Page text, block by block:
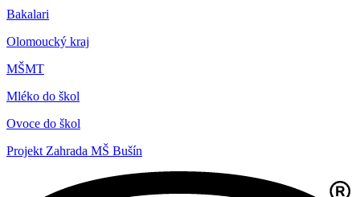
Bakalari
Olomoucký kraj
MŠMT
Mléko do škol
Ovoce do škol
Projekt Zahrada MŠ Bušín